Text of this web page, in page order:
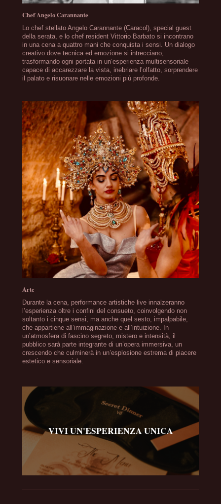
Chef Angelo Carannante
Lo chef stellato Angelo Carannante (Caracol), special guest
della serata, e lo chef resident Vittorio Barbato si incontrano
in una cena a quattro mani che conquista i sensi. Un dialogo
creativo dove tecnica ed emozione si intrecciano,
trasformando ogni portata in un’esperienza multisensoriale
capace di accarezzare la vista, inebriare l’olfatto, sorprendere
il palato e risuonare nelle emozioni più profonde.
Arte
Durante la cena, performance artistiche live innalzeranno
l’esperienza oltre i confini del consueto, coinvolgendo non
soltanto i cinque sensi, ma anche quel sesto, impalpabile,
che appartiene all’immaginazione e all’intuizione. In
un’atmosfera di fascino segreto, mistero e intensità, il
pubblico sarà parte integrante di un’opera immersiva, un
crescendo che culminerà in un’esplosione estrema di piacere
estetico e sensoriale.
VIVI UN'ESPERIENZA UNICA